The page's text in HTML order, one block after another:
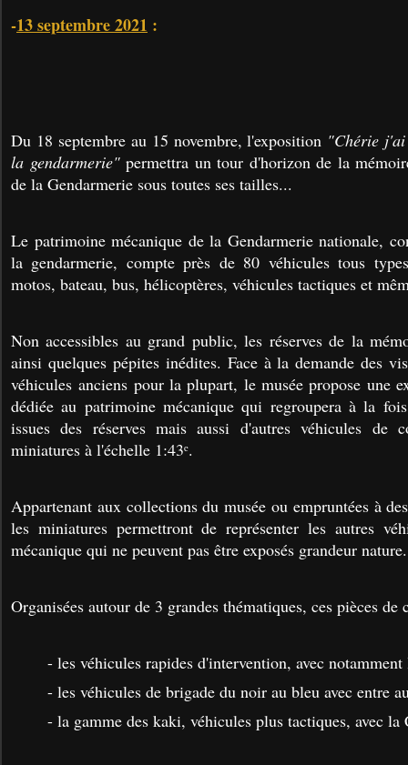
-13 septembre 2021 :
Du 18 septembre au 15 novembre, l'exposition "Chérie j'ai
la gendarmerie"permettra un tour d'horizon de la
de la Gendarmerie sous toutes ses tailles...
Le patrimoine mécanique de la Gendarmerie nationale,
la gendarmerie, compte près de 80 véhicules tous
motos, bateau, bus, hélicoptères, véhicules tactiques et
Non accessibles au grand public, les réserves de la
ainsi quelques pépites inédites. Face à la demande des
véhicules anciens pour la plupart, le musée propose une
dédiée au patrimoine mécanique qui regroupera à la
issues des réserves mais aussi d'autres véhicules de
miniatures à l'échelle 1:43ᵉ.
Appartenant aux collections du musée ou empruntées à
les miniatures permettront de représenter les autres
mécanique qui ne peuvent pas être exposés grandeur
Organisées autour de 3 grandes thématiques, ces pièces
- les véhicules rapides d'intervention, avec
- les véhicules de brigade du noir au bleu avec entre
- la gamme des kaki, véhicules plus tactiques, avec